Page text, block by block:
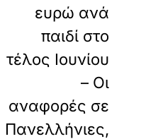
ευρώ ανά
παιδί στο
τέλος Ιουνίου
– Οι
αναφορές σε
Πανελλήνιες,